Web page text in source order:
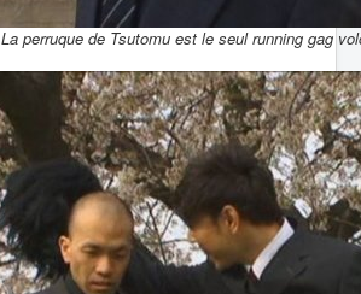
La perruque de Tsutomu est le seul running gag